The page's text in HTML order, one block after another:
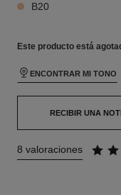
B20
Este producto está
ENCONTRAR MI TONO
RECIBIR UNA
8 valoraciones